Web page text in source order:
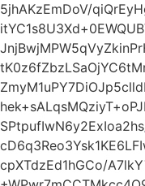
5jhAKzEmDoV/
cpXTdzEd1hGCo/